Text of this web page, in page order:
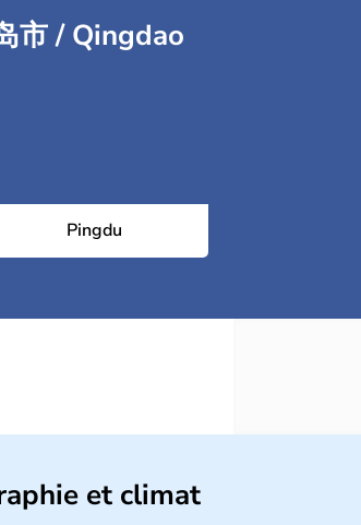
市 / Qingdao
Pingdu
et climat